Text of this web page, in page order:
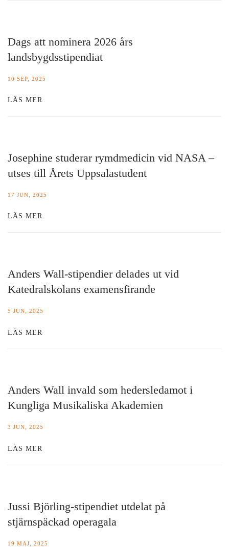
Dags att nominera 2026 års
landsbygdsstipendiat
10 SEP, 2025
LÄS MER
Josephine studerar rymdmedicin vid NASA –
utses till Årets Uppsalastudent
17 JUN, 2025
LÄS MER
Anders Wall-stipendier delades ut vid
Katedralskolans examensfirande
5 JUN, 2025
LÄS MER
Anders Wall invald som hedersledamot i
Kungliga Musikaliska Akademien
3 JUN, 2025
LÄS MER
Jussi Björling-stipendiet utdelat på
stjärnspäckad operagala
19 MAJ, 2025